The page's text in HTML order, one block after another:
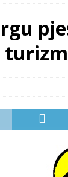
Trg pjesnika
Najava programa